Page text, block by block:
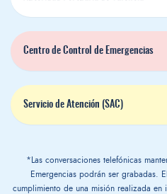
Centro de Control de Emergencias
Servicio de Atención (SAC)
*Las conversaciones telefónicas
Emergencias podrán ser grabadas.
cumplimiento de una misión realizada en